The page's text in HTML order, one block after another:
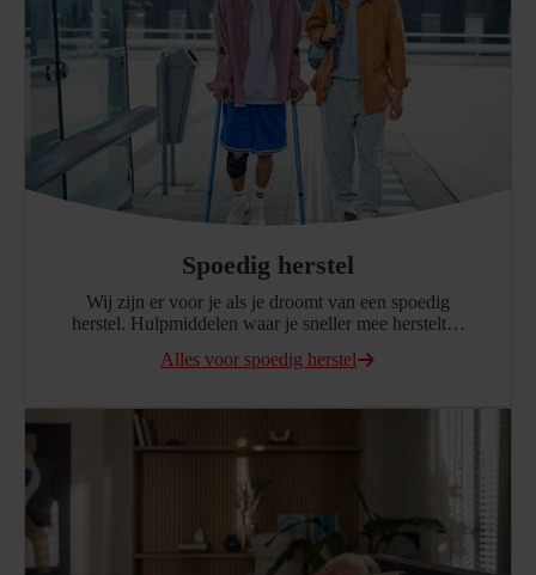
Spoedig herstel
Wij zijn er voor je als je droomt van een spoedig
herstel. Hulpmiddelen waar je sneller mee herstelt…
Alles voor spoedig herstel